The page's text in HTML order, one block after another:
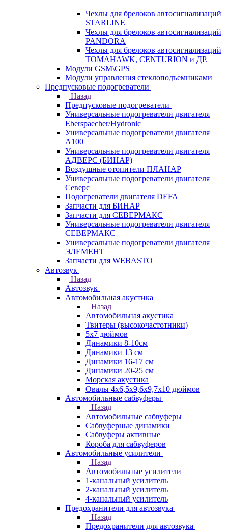
Чехлы для брелоков автосигнализаций
STARLINE
Чехлы для брелоков автосигнализаций
PANDORA
Чехлы для брелоков автосигнализаций
TOMAHAWK, CENTURION и ДР.
Модули GSM\GPS
Модули управления стеклоподъемниками
Предпусковые подогреватели
Назад
Предпусковые подогреватели
Универсальные подогреватели двигателя
Eberspaecher/Hydronic
Универсальные подогреватели двигателя
A100
Универсальные подогреватели двигателя
АДВЕРС (БИНАР)
Воздушные отопители ПЛАНАР
Универсальные подогреватели двигателя
Северс
Подогреватели двигателя DEFA
Запчасти для БИНАР
Запчасти для СЕВЕРМАКС
Универсальные подогреватели двигателя
СЕВЕРМАКС
Универсальные подогреватели двигателя
ЭЛЕМЕНТ
Запчасти для WEBASTO
Автозвук
Назад
Автозвук
Автомобильная акустика
Назад
Автомобильная акустика
Твитеры (высокочастотники)
5x7 дюймов
Динамики 8-10см
Динамики 13 см
Динамики 16-17 см
Динамики 20-25 см
Морская акустика
Овалы 4х6,5х9,6x9,7х10 дюймов
Автомобильные сабвуферы
Назад
Автомобильные сабвуферы
Сабвуферные динамики
Сабвуферы активные
Короба для сабвуферов
Автомобильные усилители
Назад
Автомобильные усилители
1-канальный усилитель
2-канальный усилитель
4-канальный усилитель
Предохранители для автозвука
Назад
Предохранители для автозвука